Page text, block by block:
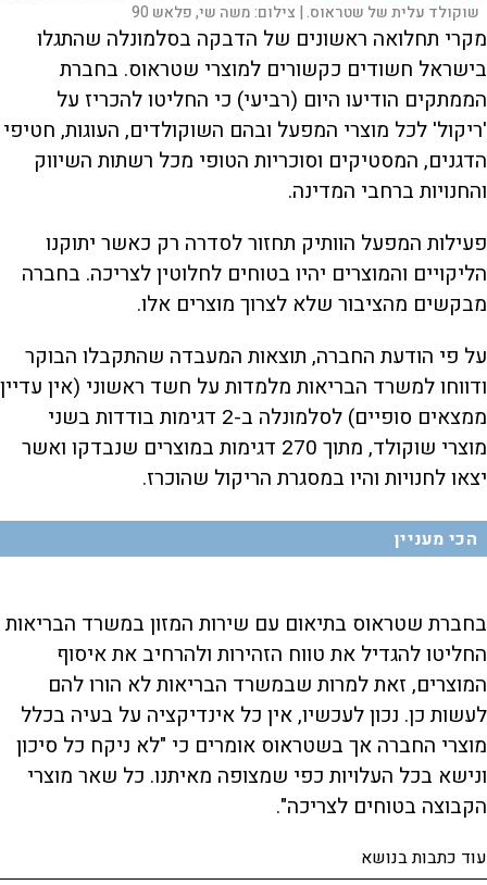
שוקולד עלית של שטראוס. | צילום:משה שי, פלאש 90
מקרי תחלואה ראשונים של הדבקה בסלמונלה שהתגלו
בישראל חשודים כקשורים למוצרי שטראוס. בחברת
הממתקים הודיעו היום (רביעי) כי החליטו להכריז על
'ריקול' לכל מוצרי המפעל ובהם השוקולדים, העוגות, חטיפי
הדגנים, המסטיקים וסוכריות הטופי מכל רשתות השיווק
והחנויות ברחבי המדינה.
פעילות המפעל הוותיק תחזור לסדרה רק כאשר יתוקנו
הליקויים והמוצרים יהיו בטוחים לחלוטין לצריכה. בחברה
מבקשים מהציבור שלא לצרוך מוצרים אלו.
על פי הודעת החברה, תוצאות המעבדה שהתקבלו הבוקר
ודווחו למשרד הבריאות מלמדות על חשד ראשוני (אין עדיין
ממצאים סופיים) לסלמונלה ב-2 דגימות בודדות בשני
מוצרי שוקולד, מתוך 270 דגימות במוצרים שנבדקו ואשר
יצאו לחנויות והיו במסגרת הריקול שהוכרז.
הכי מעניין
בחברת שטראוס בתיאום עם שירות המזון במשרד הבריאות
החליטו להגדיל את טווח הזהירות ולהרחיב את איסוף
המוצרים, זאת למרות שבמשרד הבריאות לא הורו להם
לעשות כן. נכון לעכשיו, אין כל אינדיקציה על בעיה בכלל
מוצרי החברה אך בשטראוס אומרים כי "לא ניקח כל סיכון
ונישא בכל העלויות כפי שמצופה מאיתנו. כל שאר מוצרי
הקבוצה בטוחים לצריכה".
עוד כתבות בנושא